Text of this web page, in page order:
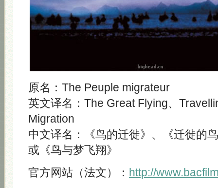
原名：The Peuple migrateur
英文译名：The Great Flying、
Migration
中文译名：《鸟的迁徙》、《迁徙的
或《鸟与梦飞翔》
官方网站（法文）： http://